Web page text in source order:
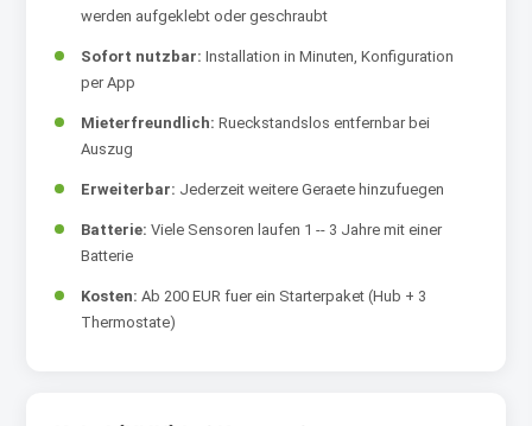
werden aufgeklebt oder geschraubt
Sofort nutzbar: Installation in Minuten, Konfiguration
per App
Mieterfreundlich: Rueckstandslos entfernbar bei
Auszug
Erweiterbar: Jederzeit weitere Geraete hinzufuegen
Batterie: Viele Sensoren laufen 1 -- 3 Jahre mit einer
Batterie
Kosten: Ab 200 EUR fuer ein Starterpaket (Hub + 3
Thermostate)